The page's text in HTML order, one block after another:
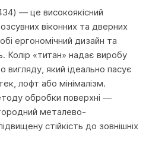
— це високоякісний
віконних та дверних
ергономічний дизайн та
Колір «титан» надає виробу
вигляду, який ідеально пасує
лофт або мінімалізм.
обробки поверхні —
металево-
стійкість до зовнішніх